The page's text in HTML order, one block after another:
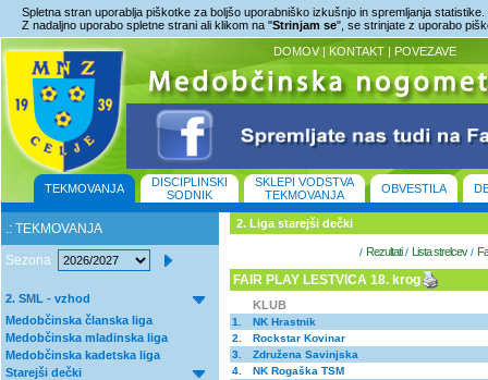
Spletna stran uporablja piškotke za boljšo uporabniško izkušnjo in spremljanja statistike.
Z nadaljno uporabo spletne strani ali klikom na "Strinjam se", se strinjate z uporabo
DOMOV | KONTAKT | POVEZAVE
TEKMOVANJA
DISCIPLINSKI
SODNIK
SKLEPI VODSTVA
TEKMOVANJA
OBVESTILA
.: TEKMOVANJA
Sezona
2. SML - vzhod
Medobčinska članska liga
Medobčinska mladinska liga
Medobčinska kadetska liga
Starejši dečki
2. Liga starejši dečki
/ Rezultati/ Lista strelcev/
FAIR PLAY LESTVICA 18. krog
KLUB
1.
NK Hrastnik
2.
Rockstar Kovinar
3.
Združena Savinjska
4.
NK Rogaška TSM